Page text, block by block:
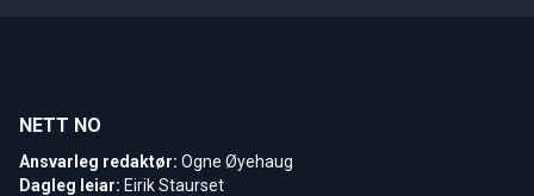
NETT NO
Ansvarleg redaktør: Ogne Øyehaug
Dagleg leiar: Eirik Staurset